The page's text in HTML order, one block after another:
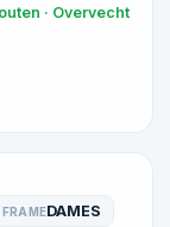
· Overvecht
FRAMEDAMES